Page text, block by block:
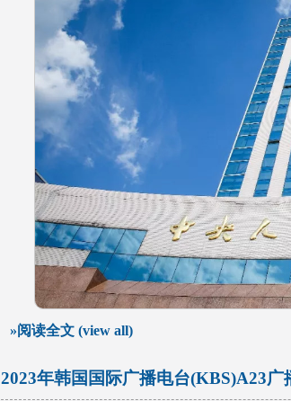
»阅读全文 (view all)
2023年韩国国际广播电台(KBS)A23广